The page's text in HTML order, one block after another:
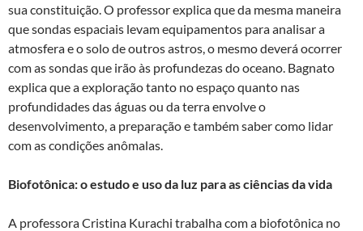
sua constituição. O professor explica que da mesma maneira
que sondas espaciais levam equipamentos para analisar a
atmosfera e o solo de outros astros, o mesmo deverá ocorrer
com as sondas que irão às profundezas do oceano. Bagnato
explica que a exploração tanto no espaço quanto nas
profundidades das águas ou da terra envolve o
desenvolvimento, a preparação e também saber como lidar
com as condições anômalas.
Biofotônica: o estudo e uso da luz para as ciências da vida
A professora Cristina Kurachi trabalha com a biofotônica no